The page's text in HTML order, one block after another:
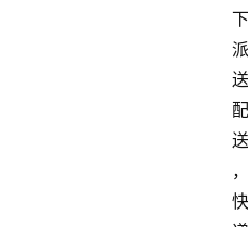
下
派
送
配
送
，
快